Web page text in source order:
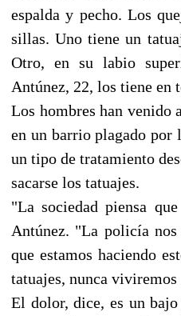
espalda y pecho. Los
sillas. Uno tiene un
Otro, en su labio
Antúnez, 22, los tiene en
Los hombres han venido
en un barrio plagado por
un tipo de tratamiento
sacarse los tatuajes.
"La sociedad piensa
Antúnez. "La policía
que estamos haciendo
tatuajes, nunca viviremos
El dolor, dice, es un